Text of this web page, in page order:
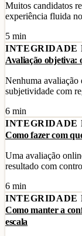
Muitos candidatos
experiência fluida
5 min
INTEGRIDADE
Avaliação objetiva:
Nenhuma avaliação
subjetividade com
6 min
INTEGRIDADE
Como fazer com
Uma avaliação
resultado com
6 min
INTEGRIDADE
Como manter a
escala